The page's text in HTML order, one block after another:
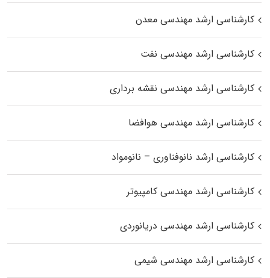
کارشناسی ارشد مهندسی معدن
کارشناسی ارشد مهندسی نفت
کارشناسی ارشد مهندسی نقشه برداری
کارشناسی ارشد مهندسی هوافضا
کارشناسی ارشد نانوفناوری – نانومواد
کارشناسی ارشد مهندسی کامپیوتر
کارشناسی ارشد مهندسی دریانوردی
کارشناسی ارشد مهندسی شیمی